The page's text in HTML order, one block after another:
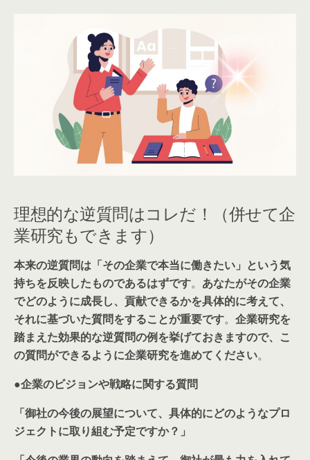
理想的な逆質問はコレだ！（併せて企
業研究もできます）
本来の逆質問は 「その企業で本当に働きたい」という気
持ちを反映したものであるはずです。 あなたがその企業
でどのように成長し、貢献できるかを具体的に考えて、
それに基づいた質問をすることが重要です。 企業研究を
踏まえた効果的な逆質問の例を挙げておきますので、こ
の質問ができるように企業研究を進めてください。
●企業のビジョンや戦略に関する質問
「御社の今後の展望について、具体的にどのようなプロ
ジェクトに取り組む予定ですか？」